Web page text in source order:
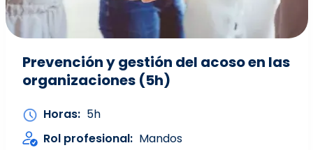
Prevención y gestión del acoso en las
organizaciones (5h)
Horas
5h
Rol profesional
Mandos